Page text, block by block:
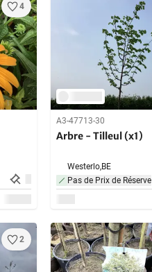
4
A3-47713-30
Arbre - Tilleul (x1)
Westerlo,BE
Pas de Prix de Réserve
2